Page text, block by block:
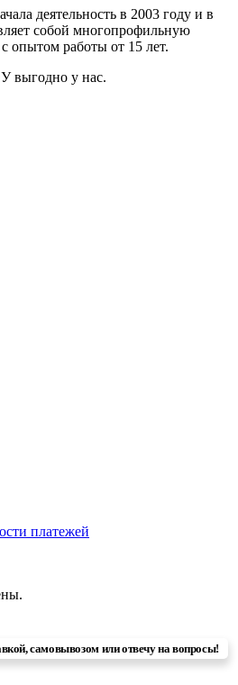
деятельность в 2003 году и в
собой многопрофильную
опытом работы от 15 лет.
выгодно у нас.
платежей
самовывозом или отвечу на вопросы!